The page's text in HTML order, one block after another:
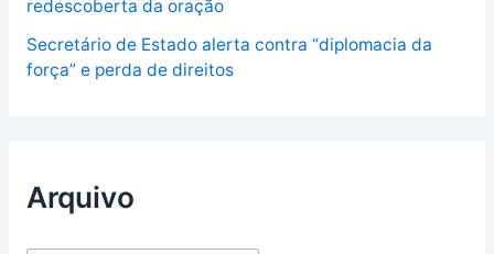
redescoberta da oração
Secretário de Estado alerta contra “diplomacia da
força” e perda de direitos
Arquivo